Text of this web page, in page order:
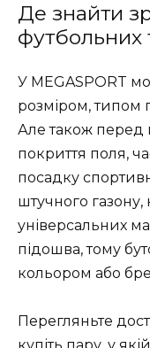
Де знайти
футбольних
У MEGASPORT
розміром, типом
Але також перед
покриття поля,
посадку
штучного
універсальних
підошва, тому
кольором або
Перегляньте